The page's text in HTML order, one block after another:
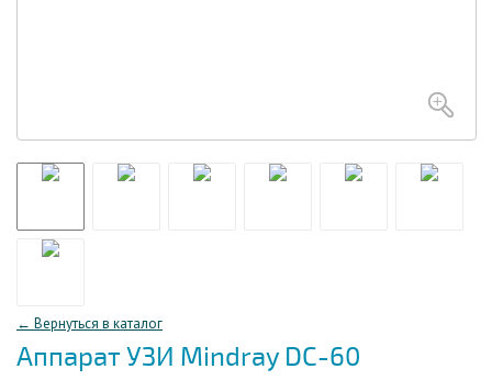
← Вернуться в каталог
Аппарат УЗИ Mindray DC-60